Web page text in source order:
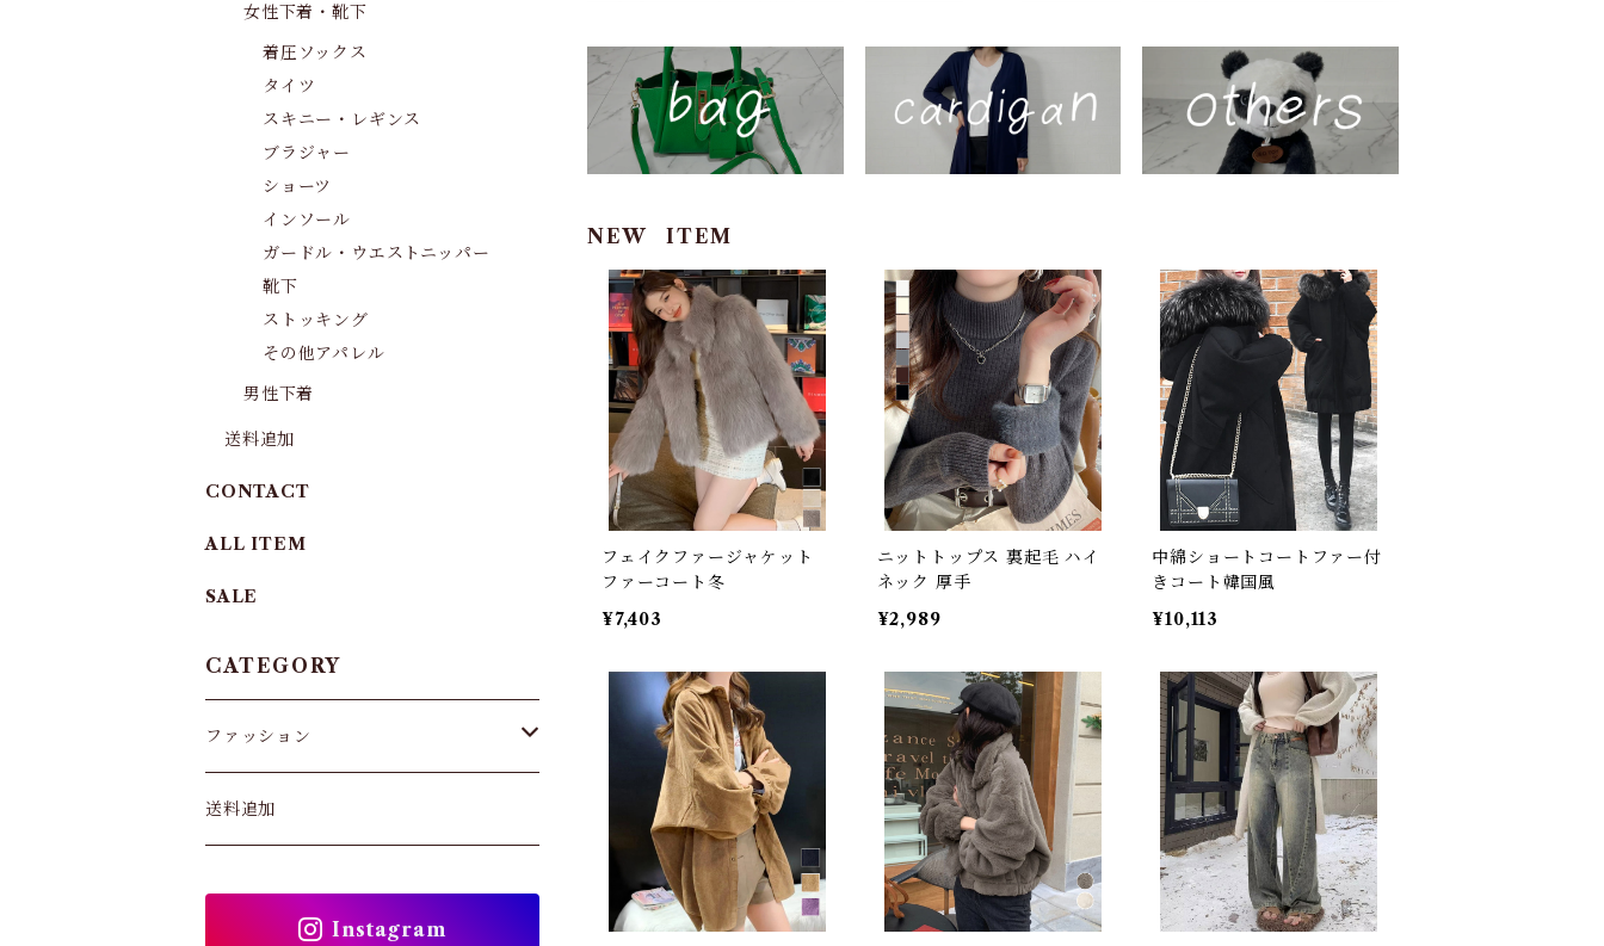
NEW ITEM
フェイクファージャケット
ファーコート冬
¥7,403
ニットトップス 裏起毛 ハイ
ネック 厚手
¥2,989
中綿ショートコートファー付
きコート韓国風
¥10,113
女性下着・靴下
着圧ソックス
タイツ
スキニー・レギンス
ブラジャー
ショーツ
インソール
ガードル・ウエストニッパー
靴下
ストッキング
その他アパレル
男性下着
送料追加
CONTACT
ALL ITEM
SALE
CATEGORY
ファッション
パンツ&スカート
送料追加
Instagram